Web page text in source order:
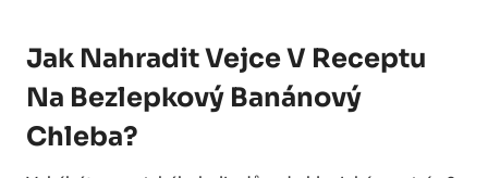
Jak Nahradit Vejce V Receptu
Na Bezlepkový Banánový
Chleba?